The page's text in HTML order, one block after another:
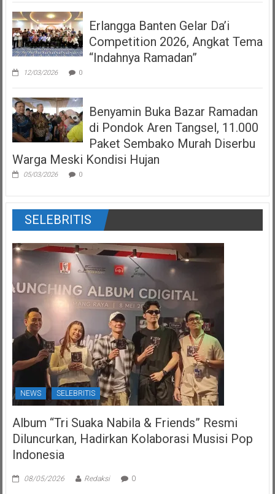
Erlangga Banten Gelar Da’i
Competition 2026, Angkat Tema
“Indahnya Ramadan”
12/03/2026 0
Benyamin Buka Bazar Ramadan
di Pondok Aren Tangsel, 11.000
Paket Sembako Murah Diserbu
Warga Meski Kondisi Hujan
05/03/2026 0
SELEBRITIS
NEWS SELEBRITIS
Album “Tri Suaka Nabila & Friends” Resmi
Diluncurkan, Hadirkan Kolaborasi Musisi Pop
Indonesia
08/05/2026 Redaksi 0